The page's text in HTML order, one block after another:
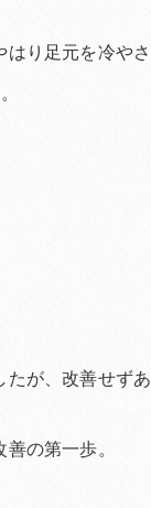
り足元を冷やさ
が、改善せず
の第一歩。